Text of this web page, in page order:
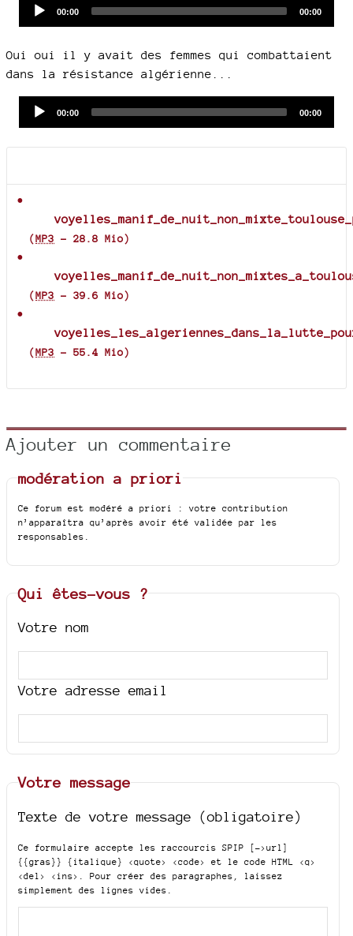
Current
00:00
Total
00:00
Oui oui il y avait des femmes qui combattaient
dans la résistance algérienne...
Current
00:00
Total
00:00
(MP3 - 28.8 Mio)
(MP3 - 39.6 Mio)
(MP3 - 55.4 Mio)
Ajouter un commentaire
modération a priori
Ce forum est modéré a priori : votre contribution
n’apparaîtra qu’après avoir été validée par les
responsables.
Qui êtes-vous ?
Votre nom
Votre adresse email
Votre message
Texte de votre message (obligatoire)
Ce formulaire accepte les raccourcis SPIP
[->url]
{{gras}} {italique} <quote> <code>
et le code HTML <q>
<del> <ins>
. Pour créer des paragraphes, laissez
simplement des lignes vides.